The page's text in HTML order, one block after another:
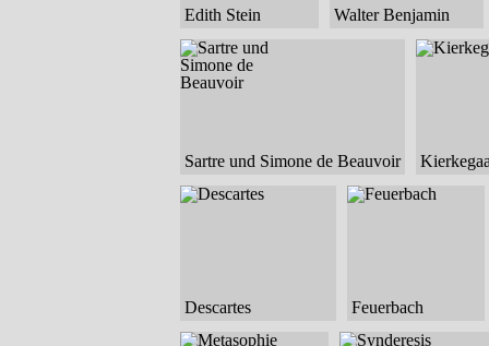
Edith Stein Walter Benjamin
Sartre und Simone de Beauvoir
Descartes Feuerbach